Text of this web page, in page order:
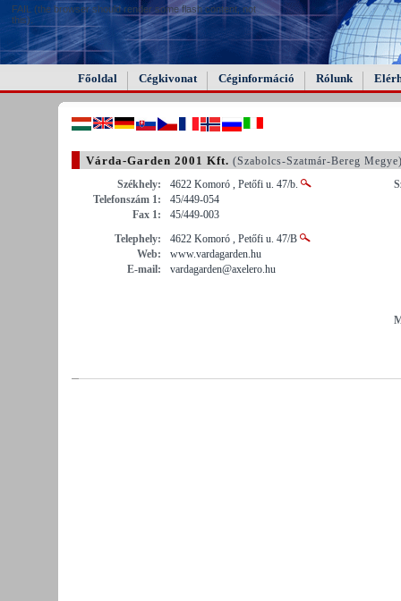
FAIL (the browser should render some flash content, not
this).
Főoldal Cégkivonat Céginformáció Rólunk
Várda-Garden 2001 Kft. (Szabolcs-Szatmár-Bereg
Székhely:
4622 Komoró , Petőfi u. 47/b.
Telefonszám 1:
45/449-054
Fax 1:
45/449-003
Telephely:
4622 Komoró , Petőfi u. 47/B
Web:
www.vardagarden.hu
E-mail:
vardagarden@axelero.hu